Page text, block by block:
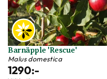
Det är naturligt att
därmed också tappar
några gula eller bruna
att växten är döende
rekommenderar att
dessa blad vid ankomst.
Barnäpple 'Rescue'
Malus domestica
1290:-